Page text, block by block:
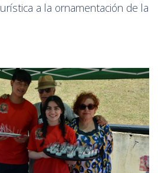
a la ornamentación de la